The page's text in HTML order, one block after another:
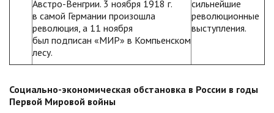
Австро-Венгрии. 3 ноября 1918 г.
в самой Германии произошла
революция, а 11 ноября
был подписан «МИР» в Компьенском
лесу.
сильнейшие
революционные
выступления.
Социально-экономическая обстановка в России в годы
Первой Мировой войны